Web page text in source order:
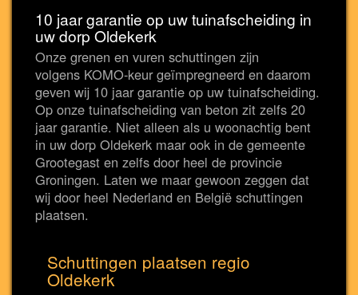
10 jaar garantie op uw tuinafscheiding in
uw dorp Oldekerk
Onze grenen en vuren schuttingen zijn
volgens KOMO-keur geïmpregneerd en daarom
geven wij 10 jaar garantie op uw tuinafscheiding.
Op onze tuinafscheiding van beton zit zelfs 20
jaar garantie. Niet alleen als u woonachtig bent
in uw dorp Oldekerk maar ook in de gemeente
Grootegast en zelfs door heel de provincie
Groningen. Laten we maar gewoon zeggen dat
wij door heel Nederland en België schuttingen
plaatsen.
Schuttingen plaatsen regio
Oldekerk